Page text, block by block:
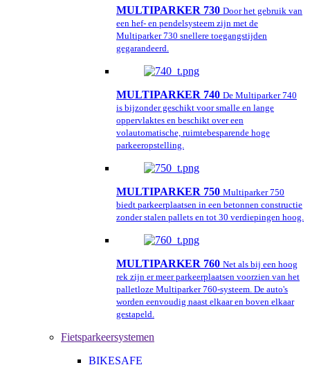
MULTIPARKER 730 Door het gebruik van
een hef- en pendelsysteem zijn met de
Multiparker 730 snellere toegangstijden
gegarandeerd.
MULTIPARKER 740 De Multiparker 740
is bijzonder geschikt voor smalle en lange
oppervlaktes en beschikt over een
volautomatische, ruimtebesparende hoge
parkeeropstelling.
MULTIPARKER 750 Multiparker 750
biedt parkeerplaatsen in een betonnen constructie
zonder stalen pallets en tot 30 verdiepingen hoog.
MULTIPARKER 760 Net als bij een hoog
rek zijn er meer parkeerplaatsen voorzien van het
palletloze Multiparker 760-systeem. De auto's
worden eenvoudig naast elkaar en boven elkaar
gestapeld.
Fietsparkeersystemen
BIKESAFE